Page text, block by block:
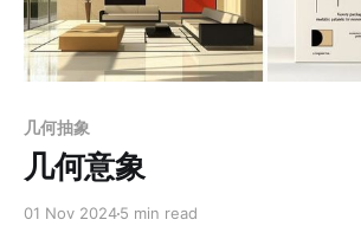
几何抽象
几何意象
01 Nov 20245 min read